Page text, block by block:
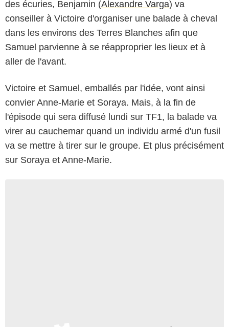
des écuries, Benjamin (Alexandre Varga) va
conseiller à Victoire d'organiser une balade à cheval
dans les environs des Terres Blanches afin que
Samuel parvienne à se réapproprier les lieux et à
aller de l'avant.
Victoire et Samuel, emballés par l'idée, vont ainsi
convier Anne-Marie et Soraya. Mais, à la fin de
l'épisode qui sera diffusé lundi sur TF1, la balade va
virer au cauchemar quand un individu armé d'un fusil
va se mettre à tirer sur le groupe. Et plus précisément
sur Soraya et Anne-Marie.